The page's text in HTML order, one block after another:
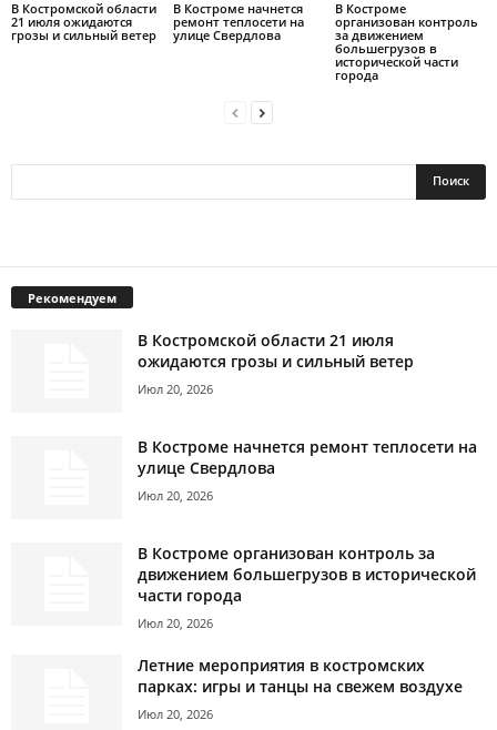
В Костромской области
21 июля ожидаются
грозы и сильный ветер
В Костроме начнется
ремонт теплосети на
улице Свердлова
В Костроме
организован контроль
за движением
большегрузов в
исторической части
города
Рекомендуем
В Костромской области 21 июля
ожидаются грозы и сильный ветер
Июл 20, 2026
В Костроме начнется ремонт теплосети на
улице Свердлова
Июл 20, 2026
В Костроме организован контроль за
движением большегрузов в исторической
части города
Июл 20, 2026
Летние мероприятия в костромских
парках: игры и танцы на свежем воздухе
Июл 20, 2026